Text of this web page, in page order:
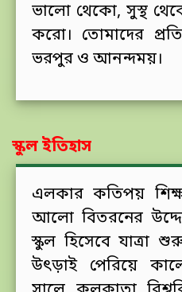
ভালো থেকো, সুস্থ
করো। তোমাদের
ভরপুর ও আনন্দময়।
স্কুল ইতিহাস
এলকার কতিপয়
আলো বিতরনের
স্কুল হিসেবে যাত্রা
উৎড়াই পেরিয়ে